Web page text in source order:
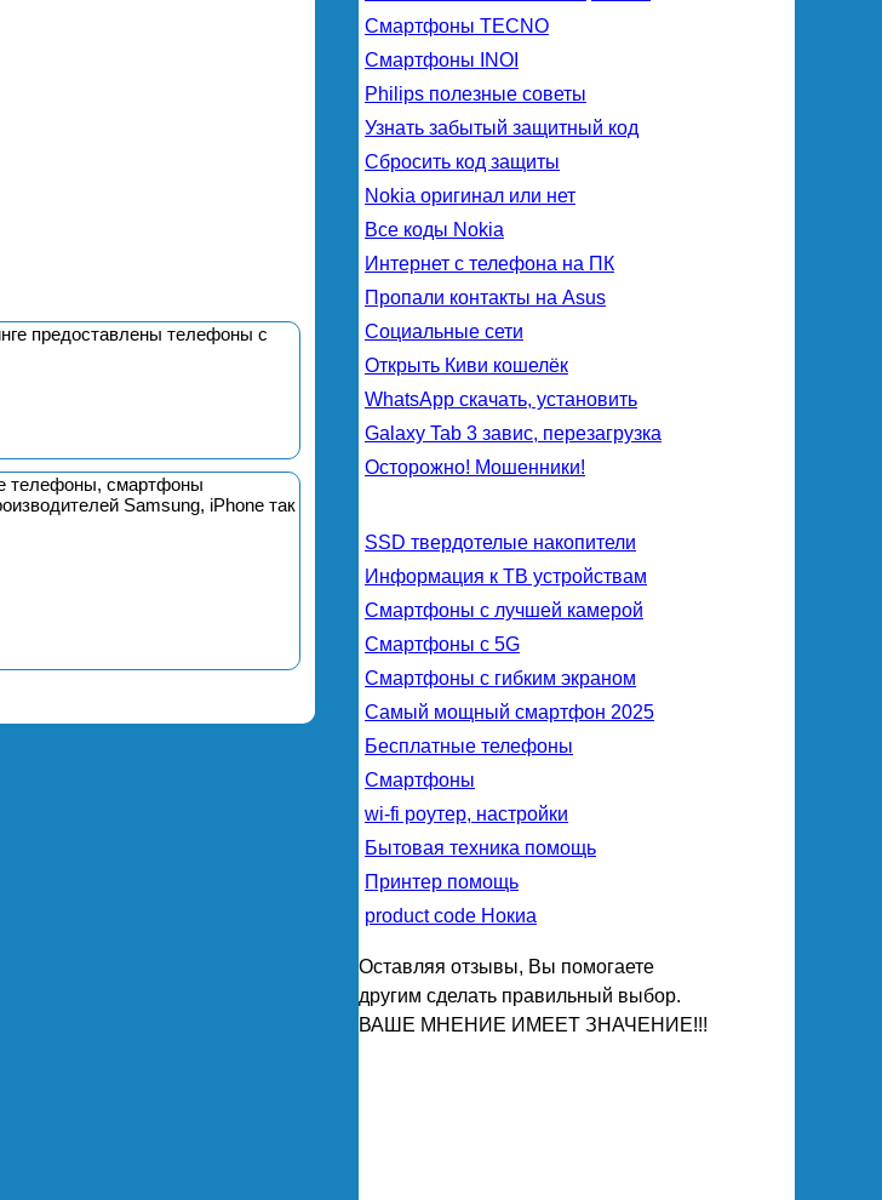
предоставлены телефоны с
телефоны, смартфоны
Samsung, iPhone так
Смартфоны TECNO
Смартфоны INOI
Philips полезные советы
Узнать забытый защитный код
Сбросить код защиты
Nokia оригинал или нет
Все коды Nokia
Интернет с телефона на ПК
Пропали контакты на Asus
Социальные сети
Открыть Киви кошелёк
WhatsApp скачать, установить
Galaxy Tab 3 завис, перезагрузка
Осторожно! Мошенники!
SSD твердотелые накопители
Информация к ТВ устройствам
Смартфоны с лучшей камерой
Смартфоны с 5G
Смартфоны с гибким экраном
Самый мощный смартфон 2025
Бесплатные телефоны
Смартфоны
wi-fi роутер, настройки
Бытовая техника помощь
Принтер помощь
product code Нокиа
Оставляя отзывы, Вы помогаете
другим сделать правильный выбор.
ВАШЕ МНЕНИЕ ИМЕЕТ ЗНАЧЕНИЕ!!!